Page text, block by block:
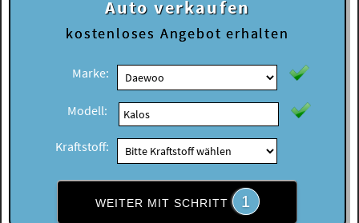
Auto verkaufen
kostenloses Angebot erhalten
Marke:
Modell:
Kraftstoff:
WEITER MIT SCHRITT 1